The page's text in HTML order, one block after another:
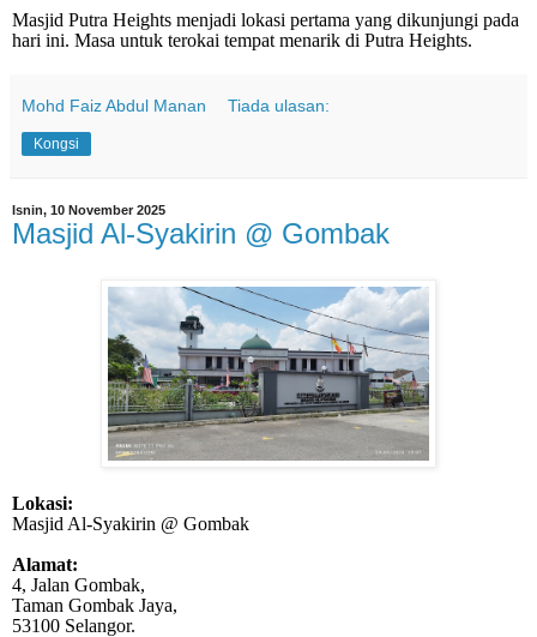
Masjid Putra Heights menjadi lokasi pertama yang dikunjungi pada
hari ini. Masa untuk terokai tempat menarik di Putra Heights.
Mohd Faiz Abdul Manan Tiada ulasan:
Kongsi
Isnin, 10 November 2025
Masjid Al-Syakirin @ Gombak
Lokasi:
Masjid Al-Syakirin @ Gombak
Alamat:
4, Jalan Gombak,
Taman Gombak Jaya,
53100 Selangor.